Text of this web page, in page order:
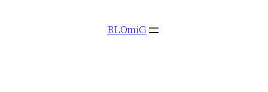
BLOmiG